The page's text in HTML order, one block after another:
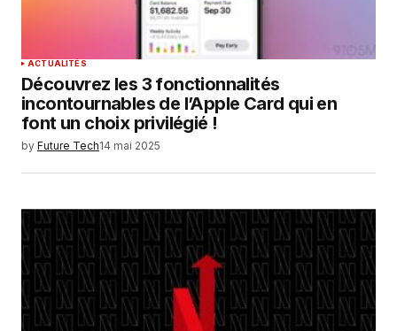
ACTUALITÉS
Découvrez les 3 fonctionnalités
incontournables de l’Apple Card qui en
font un choix privilégié !
by Future Tech14 mai 2025